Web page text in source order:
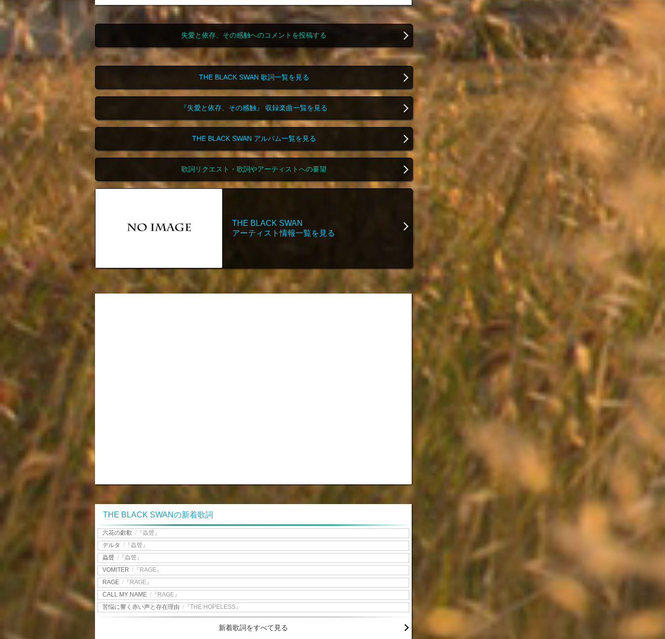
失愛と依存、その感触へのコメントを投稿する
THE BLACK SWAN 歌詞一覧を見る
『失愛と依存、その感触』 収録楽曲一覧を見る
THE BLACK SWAN アルバム一覧を見る
歌詞リクエスト・歌詞やアーティストへの要望
THE BLACK SWAN
アーティスト情報一覧を見る
THE BLACK SWANの新着歌詞
六花の歔欷 / 『蟲聲』
デルタ / 『蟲聲』
蟲聲 / 『蟲聲』
VOMITER / 『RAGE』
RAGE / 『RAGE』
CALL MY NAME / 『RAGE』
苦悩に響く赤い声と存在理由 / 『THE HOPELESS』
新着歌詞をすべて見る